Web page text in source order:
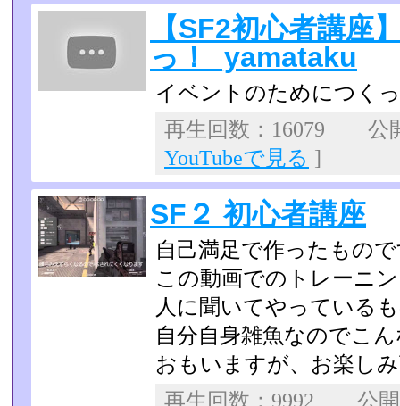
【SF2初心者講座
っ！_yamataku
イベントのためにつく
再生回数：16079 公
YouTubeで見る ]
SF２ 初心者講座
自己満足で作ったもの
この動画でのトレーニ
人に聞いてやっている
自分自身雑魚なのでこ
おもいますが、お楽し
再生回数：9992 公